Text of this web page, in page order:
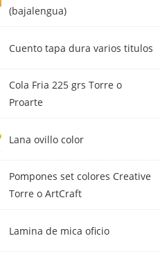
(bajalengua)
Cuento tapa dura varios titulos
Cola Fria 225 grs Torre o
Proarte
Lana ovillo color
Pompones set colores Creative
Torre o ArtCraft
Lamina de mica oficio